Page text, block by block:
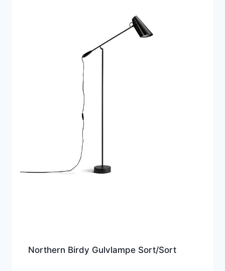
Northern Birdy Gulvlampe Sort/Sort